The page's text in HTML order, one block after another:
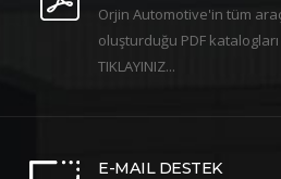
Orjin Automotive'in tüm
oluşturduğu PDF
TIKLAYINIZ...
E-MAIL DESTEK